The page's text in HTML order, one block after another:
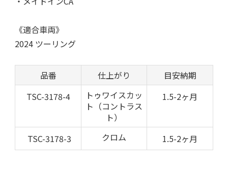
《適合車両》
2024 ツーリング
品番 仕上がり
目安納期
TSC-3178-4
トゥワイスカッ
ト（コントラス
ト）
1.5-2ヶ月
TSC-3178-3 クロム 1.5-2ヶ月